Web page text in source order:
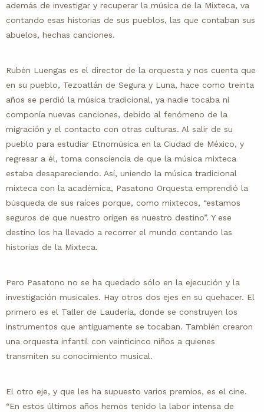
además de investigar y recuperar la música de la Mixteca, va
contando esas historias de sus pueblos, las que contaban sus
abuelos, hechas canciones.
Rubén Luengas es el director de la orquesta y nos cuenta que
en su pueblo, Tezoatlán de Segura y Luna, hace como treinta
años se perdió la música tradicional, ya nadie tocaba ni
componía nuevas canciones, debido al fenómeno de la
migración y el contacto con otras culturas. Al salir de su
pueblo para estudiar Etnomúsica en la Ciudad de México, y
regresar a él, toma consciencia de que la música mixteca
estaba desapareciendo. Así, uniendo la música tradicional
mixteca con la académica, Pasatono Orquesta emprendió la
búsqueda de sus raíces porque, como mixtecos, “estamos
seguros de que nuestro origen es nuestro destino”. Y ese
destino los ha llevado a recorrer el mundo contando las
historias de la Mixteca.
Pero Pasatono no se ha quedado sólo en la ejecución y la
investigación musicales. Hay otros dos ejes en su quehacer. El
primero es el Taller de Laudería, donde se construyen los
instrumentos que antiguamente se tocaban. También crearon
una orquesta infantil con veinticinco niños a quienes
transmiten su conocimiento musical.
El otro eje, y que les ha supuesto varios premios, es el cine.
“En estos últimos años hemos tenido la labor intensa de